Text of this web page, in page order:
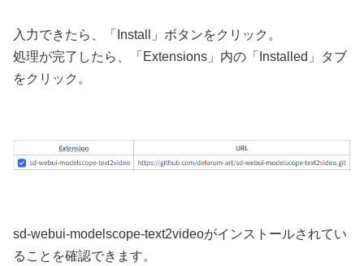
入力できたら、「Install」ボタンをクリック。
処理が完了したら、「Extensions」内の「Installed」タブ
をクリック。
sd-webui-modelscope-text2videoがインストールされてい
ることを確認できます。